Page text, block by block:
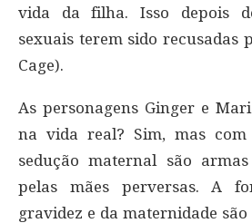
vida da filha. Isso depois
sexuais terem sido recusadas
Cage).
As personagens Ginger e
na vida real? Sim, mas
sedução maternal são
pelas mães perversas. A
gravidez e da maternidade